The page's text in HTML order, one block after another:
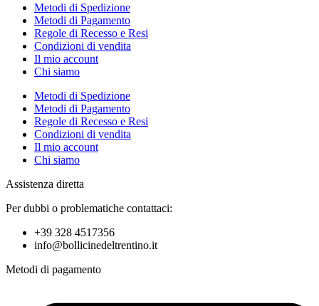
Metodi di Spedizione
Metodi di Pagamento
Regole di Recesso e Resi
Condizioni di vendita
Il mio account
Chi siamo
Metodi di Spedizione
Metodi di Pagamento
Regole di Recesso e Resi
Condizioni di vendita
Il mio account
Chi siamo
Assistenza diretta
Per dubbi o problematiche contattaci:
+39 328 4517356
info@bollicinedeltrentino.it
Metodi di pagamento